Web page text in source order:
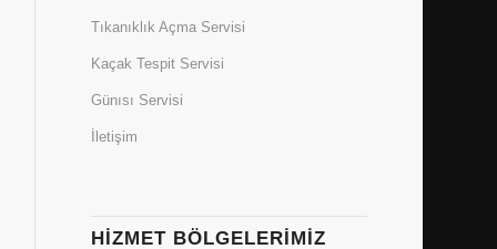
Tıkanıklık Açma Servisi
Kaçak Tespit Servisi
Günısı Servisi
İletişim
HIZMET BÖLGELERIMIZ